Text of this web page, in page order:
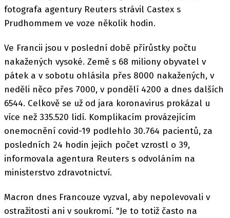
fotografa agentury Reuters strávil Castex s
Prudhommem ve voze několik hodin.
Ve Francii jsou v poslední době přírůstky počtu
nakažených vysoké. Země s 68 miliony obyvatel v
pátek a v sobotu ohlásila přes 8000 nakažených, v
neděli něco přes 7000, v pondělí 4200 a dnes dalších
6544. Celkově se už od jara koronavirus prokázal u
více než 335.520 lidí. Komplikacím provázejícím
onemocnění covid-19 podlehlo 30.764 pacientů, za
posledních 24 hodin jejich počet vzrostl o 39,
informovala agentura Reuters s odvoláním na
ministerstvo zdravotnictví.
Macron dnes Francouze vyzval, aby nepolevovali v
ostražitosti ani v soukromí. "Je to totiž často na